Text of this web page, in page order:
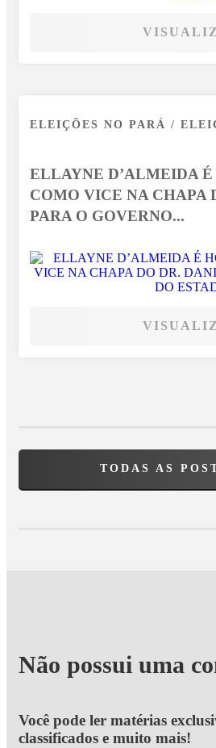
ELEIÇÕES NO PARÁ /
ELLAYNE D’ALMEIDA
COMO VICE NA CHAPA
PARA O GOVERNO...
TODAS AS
Não possui uma
Você pode ler matérias
classificados e muito mais!